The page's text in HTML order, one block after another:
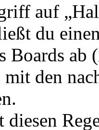
auf
du
Boards ab
den
diesen